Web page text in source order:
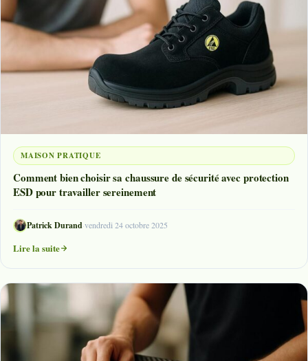
MAISON PRATIQUE
Comment bien choisir sa chaussure de sécurité avec protection
ESD pour travailler sereinement
Patrick Durand·vendredi 24 octobre 2025
Lire la suite